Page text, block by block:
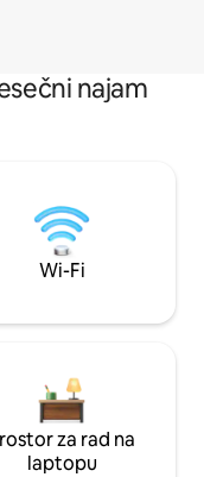
najam
Wi-Fi
za rad na
laptopu